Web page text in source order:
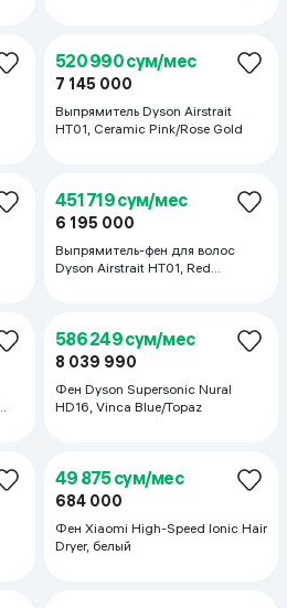
521 062 сум/мес
7 145 990
HD16, Prussian Blue/Rich Copper
611 770 сум/мес
8 389 990
HD16, Kanzan Pink